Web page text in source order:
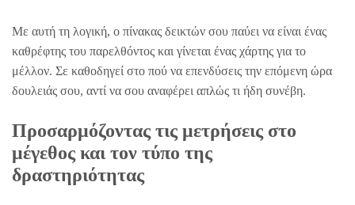
Με αυτή τη λογική, ο πίνακας δεικτών σου παύει να είναι ένας
καθρέφτης του παρελθόντος και γίνεται ένας χάρτης για το
μέλλον. Σε καθοδηγεί στο πού να επενδύσεις την επόμενη ώρα
δουλειάς σου, αντί να σου αναφέρει απλώς τι ήδη συνέβη.
Προσαρμόζοντας τις μετρήσεις στο
μέγεθος και τον τύπο της
δραστηριότητας